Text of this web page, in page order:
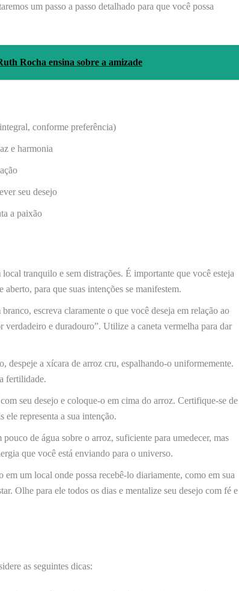
um passo a passo detalhado para que você possa
Rocha ensina sobre a amizade
conforme preferência)
e harmonia
seu desejo
a paixão
tranquilo e sem distrações. É importante que você esteja
para que suas intenções se manifestem.
escreva claramente o que você deseja em relação ao
verdadeiro e duradouro”. Utilize a caneta vermelha para dar
despeje a xícara de arroz cru, espalhando-o uniformemente.
fertilidade.
seu desejo e coloque-o em cima do arroz. Certifique-se de
representa a sua intenção.
pouco de água sobre o arroz, suficiente para umedecer, mas
que você está enviando para o universo.
em um local onde possa recebê-lo diariamente, como em sua
Olhe para ele todos os dias e mentalize seu desejo com fé e
as seguintes dicas: